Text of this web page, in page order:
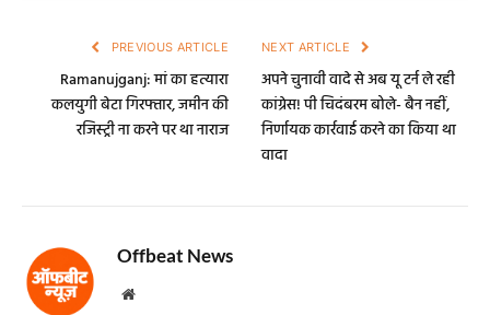
PREVIOUS ARTICLE
Ramanujganj: मां का हत्यारा
कलयुगी बेटा गिरफ्तार, जमीन की
रजिस्ट्री ना करने पर था नाराज
NEXT ARTICLE
अपने चुनावी वादे से अब यू टर्न ले रही
कांग्रेस! पी चिदंबरम बोले- बैन नहीं,
निर्णायक कार्रवाई करने का किया था
वादा
Offbeat News
Website